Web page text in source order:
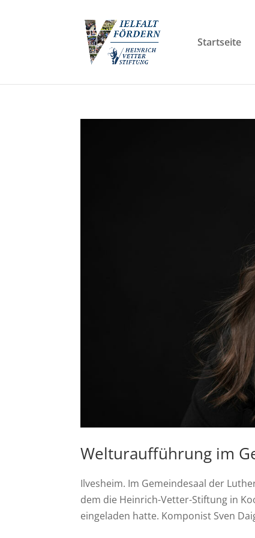
Startseite
Welturaufführung im
Ilvesheim. Im Gemeindesaal der
dem die Heinrich-Vetter-Stiftung in
eingeladen hatte. Komponist Sven